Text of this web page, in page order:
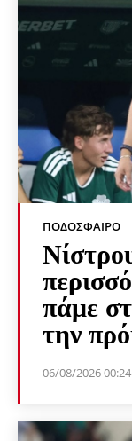
ΠΟΔΌΣΦΑΙΡΟ
πάμε
την
06/08/2026 00:24